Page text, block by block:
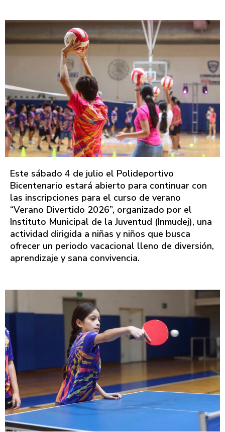
Este sábado 4 de julio el Polideportivo
Bicentenario estará abierto para continuar con
las inscripciones para el curso de verano
“Verano Divertido 2026”, organizado por el
Instituto Municipal de la Juventud (Inmudej), una
actividad dirigida a niñas y niños que busca
ofrecer un periodo vacacional lleno de diversión,
aprendizaje y sana convivencia.